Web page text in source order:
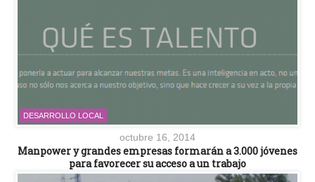
DESARROLLO LOCAL
octubre 16, 2014
Manpower y grandes empresas formarán a 3.000 jóvenes
para favorecer su acceso a un trabajo